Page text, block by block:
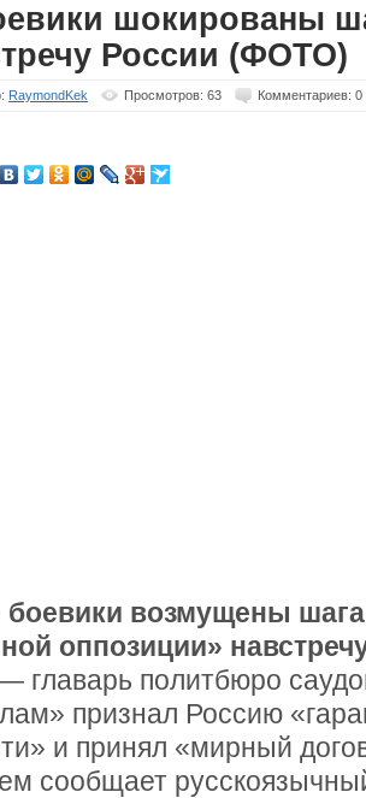
шокированы
России (ФОТО)
RaymondKek Просмотров: 63 Комментариев: 0
боевики возмущены
оппозиции»
политбюро
признал Россию
и принял «мирный
сообщает